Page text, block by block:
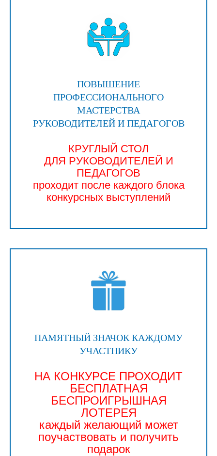
ПОВЫШЕНИЕ
ПРОФЕССИОНАЛЬНОГО
МАСТЕРСТВА
РУКОВОДИТЕЛЕЙ И ПЕДАГОГОВ
КРУГЛЫЙ СТОЛ
ДЛЯ РУКОВОДИТЕЛЕЙ И
ПЕДАГОГОВ
проходит после каждого блока
конкурсных выступлений
ПАМЯТНЫЙ ЗНАЧОК КАЖДОМУ
УЧАСТНИКУ
НА КОНКУРСЕ ПРОХОДИТ
БЕСПЛАТНАЯ
БЕСПРОИГРЫШНАЯ
ЛОТЕРЕЯ
каждый желающий может
поучаствовать и получить
подарок